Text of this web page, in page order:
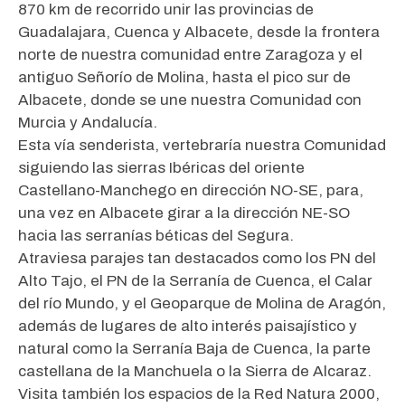
870 km de recorrido unir las provincias de
Guadalajara, Cuenca y Albacete, desde la frontera
norte de nuestra comunidad entre Zaragoza y el
antiguo Señorío de Molina, hasta el pico sur de
Albacete, donde se une nuestra Comunidad con
Murcia y Andalucía.
Esta vía senderista, vertebraría nuestra Comunidad
siguiendo las sierras Ibéricas del oriente
Castellano-Manchego en dirección NO-SE, para,
una vez en Albacete girar a la dirección NE-SO
hacia las serranías béticas del Segura.
Atraviesa parajes tan destacados como los PN del
Alto Tajo, el PN de la Serranía de Cuenca, el Calar
del río Mundo, y el Geoparque de Molina de Aragón,
además de lugares de alto interés paisajístico y
natural como la Serranía Baja de Cuenca, la parte
castellana de la Manchuela o la Sierra de Alcaraz.
Visita también los espacios de la Red Natura 2000,